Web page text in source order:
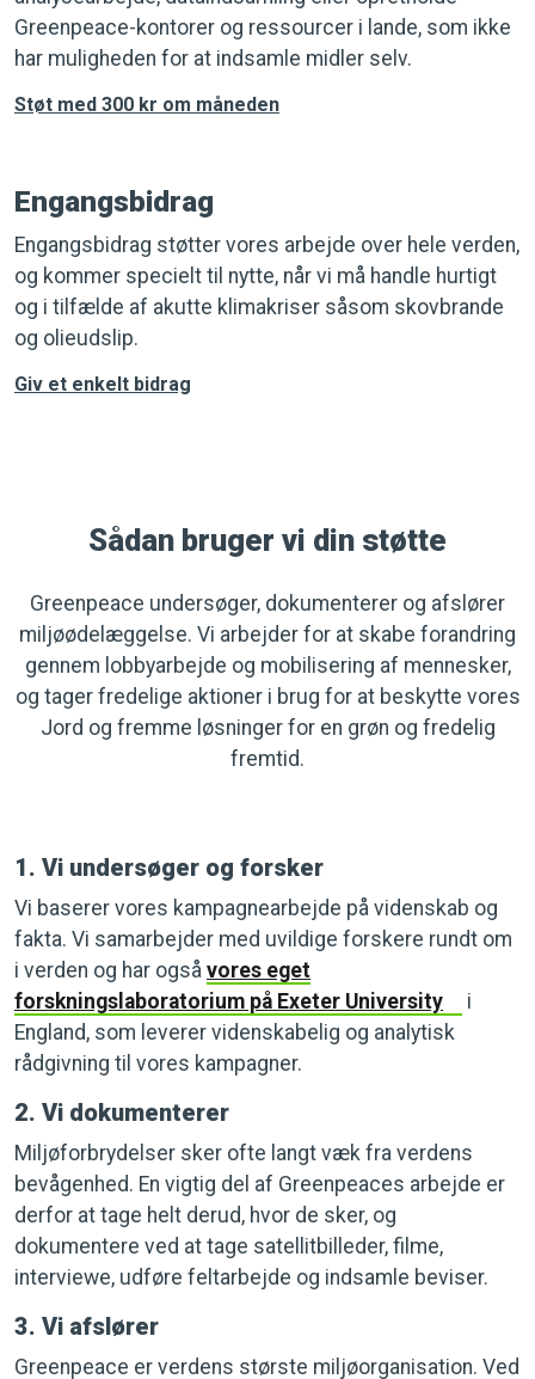
Greenpeace-kontorer og ressourcer i lande, som ikke
har muligheden for at indsamle midler selv.
Støt med 300 kr om måneden
Engangsbidrag
Engangsbidrag støtter vores arbejde over hele verden,
og kommer specielt til nytte, når vi må handle hurtigt
og i tilfælde af akutte klimakriser såsom skovbrande
og olieudslip.
Giv et enkelt bidrag
Sådan bruger vi din støtte
Greenpeace undersøger, dokumenterer og afslører
miljøødelæggelse. Vi arbejder for at skabe forandring
gennem lobbyarbejde og mobilisering af mennesker,
og tager fredelige aktioner i brug for at beskytte vores
Jord og fremme løsninger for en grøn og fredelig
fremtid.
1. Vi undersøger og forsker
Vi baserer vores kampagnearbejde på videnskab og
fakta. Vi samarbejder med uvildige forskere rundt om
i verden og har også vores eget
forskningslaboratorium på Exeter University
i
England, som leverer videnskabelig og analytisk
rådgivning til vores kampagner.
2. Vi dokumenterer
Miljøforbrydelser sker ofte langt væk fra verdens
bevågenhed. En vigtig del af Greenpeaces arbejde er
derfor at tage helt derud, hvor de sker, og
dokumentere ved at tage satellitbilleder, filme,
interviewe, udføre feltarbejde og indsamle beviser.
3. Vi afslører
Greenpeace er verdens største miljøorganisation. Ved